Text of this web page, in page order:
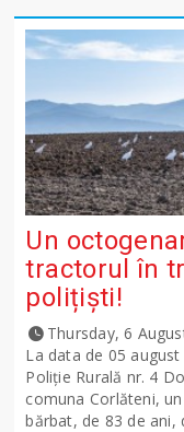
Un
tractorul în
polițiști!
Thursday, 6
La data de 05
Poliție Rurală nr. 4
comuna Corlăteni,
bărbat, de 83 de ani,